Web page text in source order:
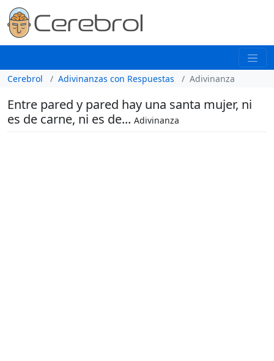
Cerebrol Adivinanzas con Respuestas Adivinanza
Entre pared y pared hay una santa mujer, ni
es de carne, ni es de... Adivinanza